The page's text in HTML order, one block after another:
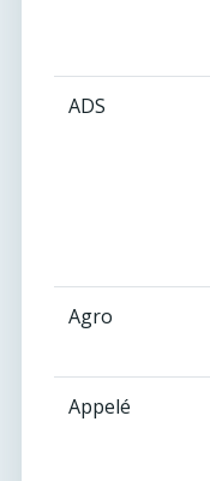
ADS
Agro
Appelé